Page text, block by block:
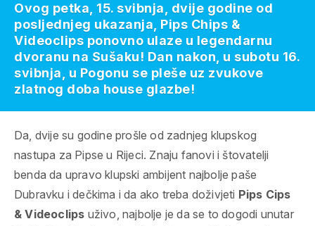
Da, dvije su godine prošle od zadnjeg klupskog
nastupa za Pipse u Rijeci. Znaju fanovi i štovatelji
benda da upravo klupski ambijent najbolje paše
Dubravku i dečkima i da ako treba doživjeti Pips Cips
& Videoclips uživo, najbolje je da se to dogodi unutar
Ovog petka, 15. svibnja, dvije godine od
posljednjeg ukazanja, Pips Chips &
Videoclips ponovno ulaze u legendarnu
dvoranu na Sušaku! Dan nakon, u subotu 16.
svibnja, u Pogonu se pleše uz zvukove
zlatnog doba house glazbe!